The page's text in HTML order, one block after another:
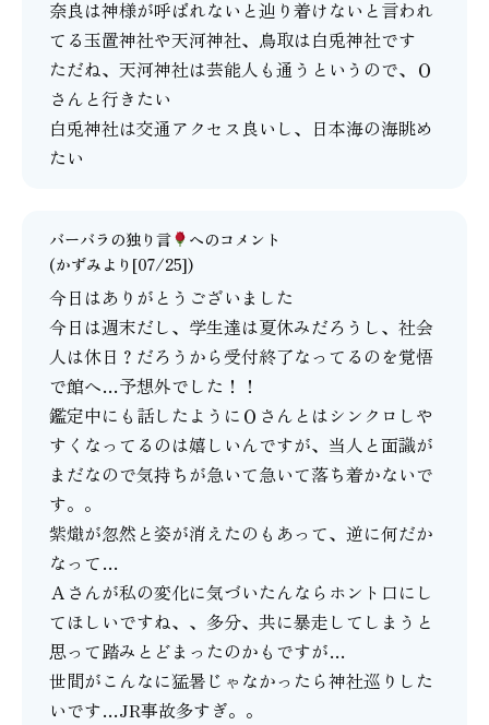
奈良は神様が呼ばれないと辿り着けないと言われ
てる玉置神社や天河神社、鳥取は白兎神社です
ただね、天河神社は芸能人も通うというので、Ｏ
さんと行きたい
白兎神社は交通アクセス良いし、日本海の海眺め
たい
バーバラの独り言
へのコメント
(かずみより[07/25])
今日はありがとうございました
今日は週末だし、学生達は夏休みだろうし、社会
人は休日？だろうから受付終了なってるのを覚悟
で館へ…予想外でした！！
鑑定中にも話したようにＯさんとはシンクロしや
すくなってるのは嬉しいんですが、当人と面識が
まだなので気持ちが急いて急いて落ち着かないで
す。。
紫熾が忽然と姿が消えたのもあって、逆に何だか
なって…
Ａさんが私の変化に気づいたんならホント口にし
てほしいですね、、多分、共に暴走してしまうと
思って踏みとどまったのかもですが…
世間がこんなに猛暑じゃなかったら神社巡りした
いです…JR事故多すぎ。。